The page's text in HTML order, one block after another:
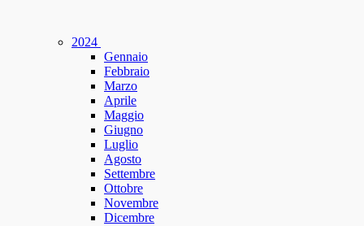
2024
Gennaio
Febbraio
Marzo
Aprile
Maggio
Giugno
Luglio
Agosto
Settembre
Ottobre
Novembre
Dicembre